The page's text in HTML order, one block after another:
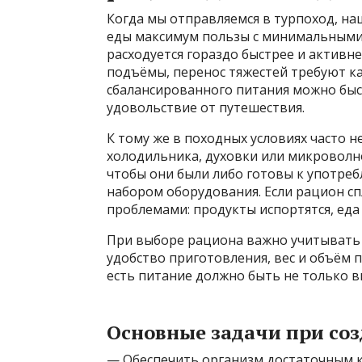
Когда мы отправляемся в турпоход,
еды максимум пользы с
расходуется гораздо быстрее и
подъёмы, перенос тяжестей требуют
сбалансированного питания можно
удовольствие от путешествия.
К тому же в походных условиях часто
холодильника, духовки или
чтобы они были либо готовы к
набором оборудования. Если рацион
проблемами: продукты испортятся,
При выборе рациона важно
удобство приготовления, вес и объём
есть питание должно быть не только
Основные задачи при